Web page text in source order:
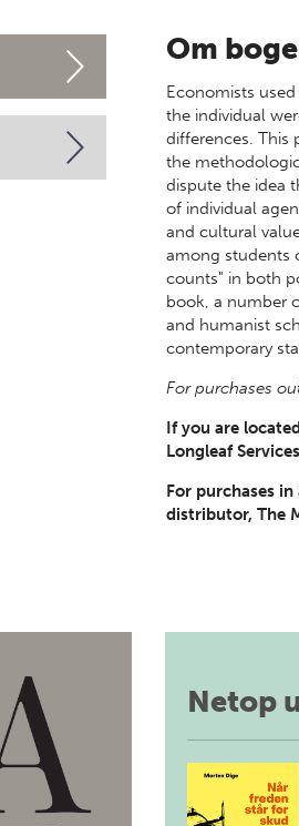
Om
Economists
the individual
differences. This
the
dispute the idea
of individual
and cultural
among students
counts" in both
book, a number
and humanist
contemporary
For purchases
If you are
Longleaf
For purchases
distributor, The
Netop